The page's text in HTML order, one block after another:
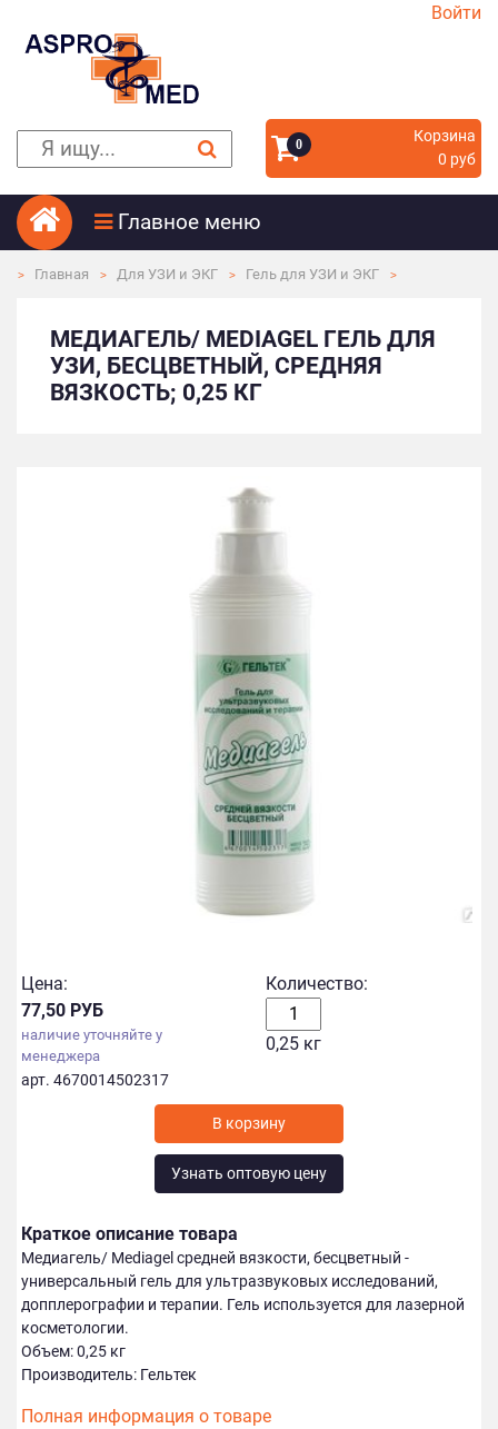
Войти
0
Корзина
0 руб
Главное меню
Главная Для УЗИ и ЭКГ Гель для УЗИ и ЭКГ
МЕДИАГЕЛЬ/ MEDIAGEL ГЕЛЬ ДЛЯ
УЗИ, БЕСЦВЕТНЫЙ, СРЕДНЯЯ
ВЯЗКОСТЬ; 0,25 КГ
Цена:
77,50 РУБ
наличие уточняйте у
менеджера
арт. 4670014502317
Количество:
0,25 кг
Узнать оптовую цену
Краткое описание товара
Медиагель/ Mediagel средней вязкости, бесцветный -
универсальный гель для ультразвуковых исследований,
допплерографии и терапии. Гель используется для лазерной
косметологии.
Объем: 0,25 кг
Производитель: Гельтек
Полная информация о товаре